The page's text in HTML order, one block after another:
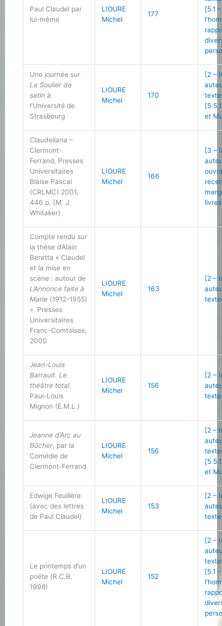
Paul Claudel par
lui-même
LIOURE
Michel
177
[5.1
Une journée sur
Le Soulier de
satin à
l’Université de
Strasbourg
LIOURE
Michel
170
[2 –
et
Claudeliana–
Clermont-
Ferrand, Presses
Universitaires
Blaise Pascal
(CRLMC) 2001,
446 p. (M. J.
Whitaker)
LIOURE
Michel
166
[3 –
Compte rendu sur
la thèse d’Alain
Beretta « Claudel
et la mise en
scène : autour de
L’Annonce faite à
Marie (1912-1955)
». Presses
Universitaires
Franc-Comtoises,
2000
LIOURE
Michel
163
[2 –
Jean-Louis
Barrault. Le
théâtre total.
Paul-Louis
Mignon (E.M.L.)
LIOURE
Michel
156
[2 –
Jeanne d’Arc au
Bûcher, par la
Comédie de
Clermont-Ferrand
LIOURE
Michel
156
[2 –
et
Edwige Feuillère
(avec des lettres
de Paul Claudel)
LIOURE
Michel
153
[2 –
Le printemps d’un
poëte (R.C.B.
1998)
LIOURE
Michel
152
[2 –
[5.1